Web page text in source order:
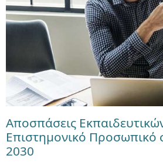
Αποσπάσεις
Επιστημονικό Προσωπικό
2030